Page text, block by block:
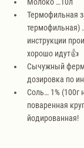
Термофильная
термофильная)
инструкции
хорошо идут👍
Сычужный
дозировка по
Соль… 1%
поваренная
йодированная!